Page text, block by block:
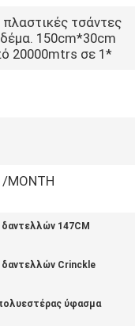
πλαστικές τσάντες
150cm*30cm
20000mtrs σε 1*
/MONTH
147CM
Crinckle
ύφασμα